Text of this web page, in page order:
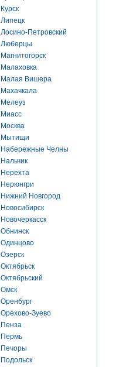
Курск
Липецк
Лосино-Петровский
Люберцы
Магнитогорск
Малаховка
Малая Вишера
Махачкала
Мелеуз
Миасс
Москва
Мытищи
Набережные Челны
Нальчик
Нерехта
Нерюнгри
Нижний Новгород
Новосибирск
Новочеркасск
Обнинск
Одинцово
Озерск
Октябрьск
Октябрьский
Омск
Оренбург
Орехово-Зуево
Пенза
Пермь
Печоры
Подольск